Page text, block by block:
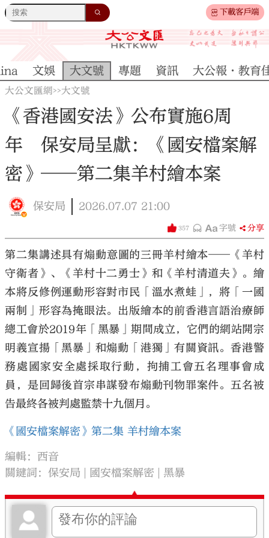
下載客戶端
大公文匯
文娛 大文號 專題 資訊 大公報·教育
大公文匯網>>大文號
《香港國安法》公布實施6周
年 保安局呈獻：《國安檔案解
密》──第二集羊村繪本案
保安局 2026.07.07 21:00
357 字號 分享
第二集講述具有煽動意圖的三冊羊村繪本──《羊村
守衛者》、《羊村十二勇士》和《羊村清道夫》。繪
本將反修例運動形容對市民「溫水煮蛙」，將「一國
兩制」形容為掩眼法。出版繪本的前香港言語治療師
總工會於2019年「黑暴」期間成立，它們的網站開宗
明義宣揚「黑暴」和煽動「港獨」有關資訊。香港警
務處國家安全處採取行動，拘捕工會五名理事會成
員，是回歸後首宗串謀發布煽動刊物罪案件。五名被
告最終各被判處監禁十九個月。
《國安檔案解密》第二集 羊村繪本案
編輯：西音
關鍵詞：保安局 國安檔案解密 黑暴